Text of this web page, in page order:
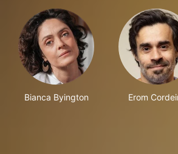
Bianca Byington Erom